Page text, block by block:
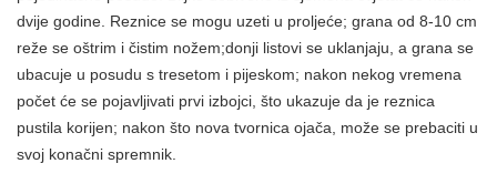
dvije godine. Reznice se mogu uzeti u proljeće; grana od 8-10 cm
reže se oštrim i čistim nožem;donji listovi se uklanjaju, a grana se
ubacuje u posudu s tresetom i pijeskom; nakon nekog vremena
počet će se pojavljivati ​​prvi izbojci, što ukazuje da je reznica
pustila korijen; nakon što nova tvornica ojača, može se prebaciti u
svoj konačni spremnik.